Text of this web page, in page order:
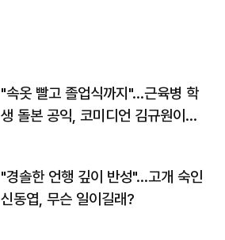
"속옷 빨고 졸업식까지"…근육병 학
생 돌본 공익, 코미디언 김규원이었
"경솔한 언행 깊이 반성"…고개 숙인
신동엽, 무슨 일이길래?